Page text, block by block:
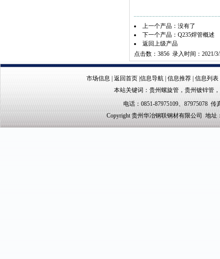
上一个产品：没有了
下一个产品： Q235焊管概述
返回上级产品
点击数：3856 录入时间：2021/
市场信息 返回首页| 信息导航| 信息推荐| 信息列表
本站关键词： 贵州螺旋管 ， 贵州镀锌管 ，
电话：0851-87975109、87975078
Copyright 贵州华冶钢联钢材有限公司 地